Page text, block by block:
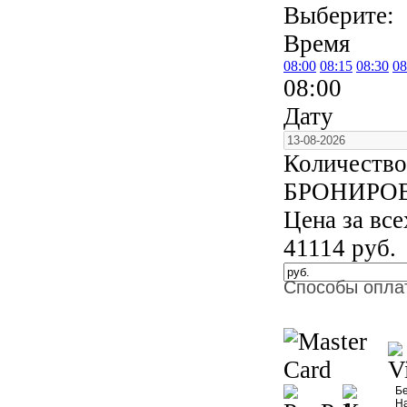
Выберите:
Время
08:00 08:15 08:30
08:00
Дату
Цена за
41114 руб.
Способы